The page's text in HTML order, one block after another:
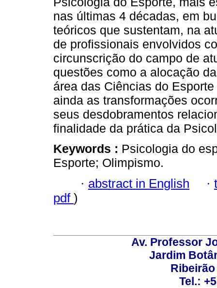
nas últimas 4 décadas, em
teóricos que sustentam, na
de profissionais envolvidos
circunscrição do campo de
questões como a alocação
área das Ciências do
ainda as transformações
seus desdobramentos
finalidade da prática da
Keywords : Psicologia do
Esporte; Olimpismo.
· abstract in English ·
pdf )
Av. Professor
Jardim
Tel.: